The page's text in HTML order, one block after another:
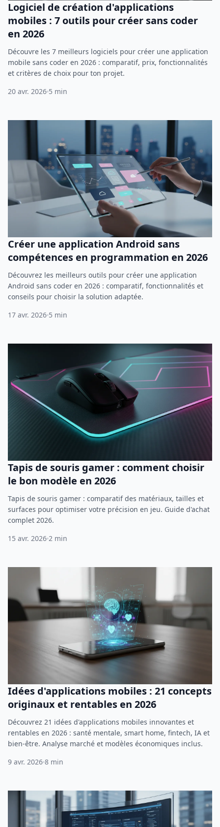
Logiciel de création d'applications
mobiles : 7 outils pour créer sans coder
en 2026
Découvre les 7 meilleurs logiciels pour créer une application
mobile sans coder en 2026 : comparatif, prix, fonctionnalités
et critères de choix pour ton projet.
20 avr. 2026 5 min
Créer une application Android sans
compétences en programmation en 2026
Découvrez les meilleurs outils pour créer une application
Android sans coder en 2026 : comparatif, fonctionnalités et
conseils pour choisir la solution adaptée.
17 avr. 2026 5 min
Tapis de souris gamer : comment choisir
le bon modèle en 2026
Tapis de souris gamer : comparatif des matériaux, tailles et
surfaces pour optimiser votre précision en jeu. Guide d'achat
complet 2026.
15 avr. 2026 2 min
Idées d'applications mobiles : 21 concepts
originaux et rentables en 2026
Découvrez 21 idées d'applications mobiles innovantes et
rentables en 2026 : santé mentale, smart home, fintech, IA et
bien-être. Analyse marché et modèles économiques inclus.
9 avr. 2026 8 min